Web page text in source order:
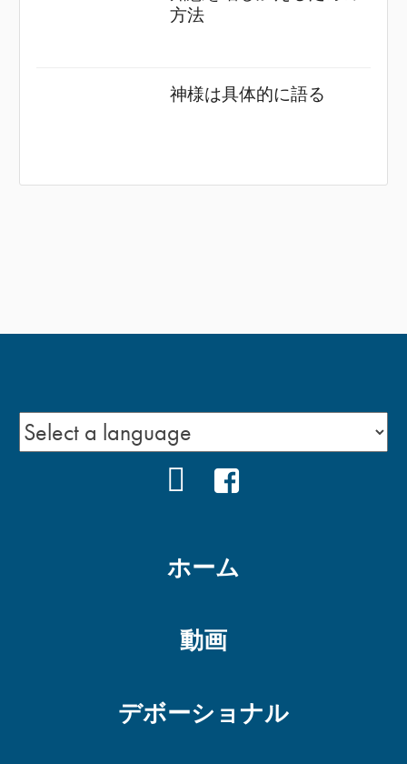
方法
神様は具体的に語る
YOUTUBE
ホーム
動画
デボーショナル